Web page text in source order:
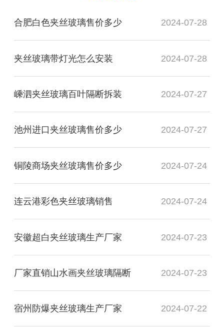
合肥白色夹丝玻璃售价多少 2024-07-28
夹丝玻璃带灯光怎么安装 2024-07-28
嵊泗夹丝玻璃百叶隔断拆装 2024-07-27
池州进口夹丝玻璃售价多少 2024-07-27
铜陵商场夹丝玻璃售价多少 2024-07-24
连云港彩色夹丝玻璃销售 2024-07-24
安徽超白夹丝玻璃生产厂家 2024-07-23
厂家直销山水画夹丝玻璃隔断 2024-07-23
宿州防爆夹丝玻璃生产厂家 2024-07-22